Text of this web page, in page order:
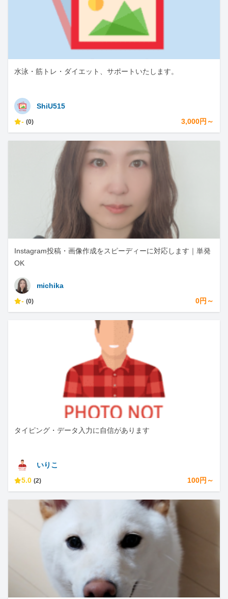
水泳・筋トレ・ダイエット、サポートいたします。
ShiU515
- (0) 3,000円～
Instagram投稿・画像作成をスピーディーに対応します｜単発
OK
michika
- (0) 0円～
タイピング・データ入力に自信があります
いりこ
5.0 (2) 100円～